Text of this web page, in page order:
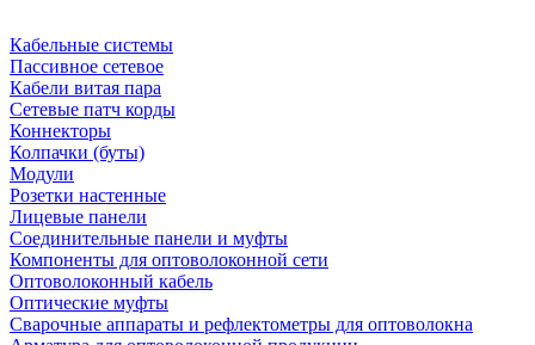
Кабельные системы
Пассивное сетевое
Кабели витая пара
Сетевые патч корды
Коннекторы
Колпачки (буты)
Модули
Розетки настенные
Лицевые панели
Соединительные панели и муфты
Компоненты для оптоволоконной сети
Оптоволоконный кабель
Оптические муфты
Сварочные аппараты и рефлектометры для оптоволокна